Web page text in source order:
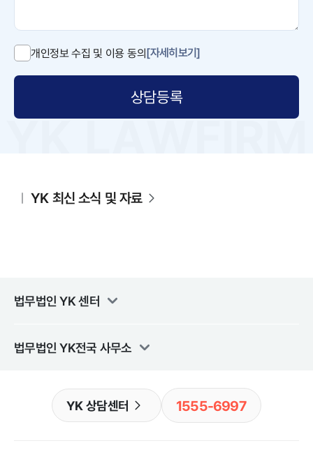
개인정보 수집 및 이용 동의[자세히보기]
상담등록
YK 최신 소식 및 자료
법무법인 YK센터
법무법인 YK전국 사무소
YK 상담센터 1555-6997